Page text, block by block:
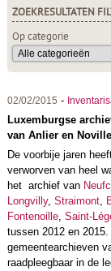
ZOEKRESULTATEN
Op categorie
02/02/2015 -
Luxemburgse
van Anlier en
De voorbije jaren
verworven van heel
het archief van
Longvilly, Straimont,
Fontenoille, Saint-
tussen 2012 en
gemeentearchieven
raadpleegbaar in de